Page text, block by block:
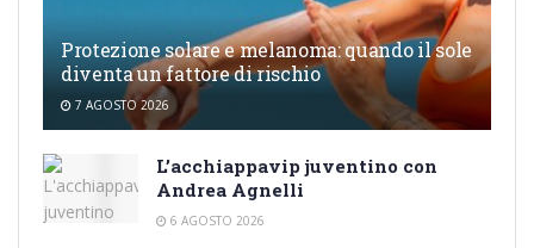
Protezione solare e melanoma: quando il sole
diventa un fattore di rischio
7 AGOSTO 2026
L’acchiappavip juventino con
Andrea Agnelli
6 AGOSTO 2026